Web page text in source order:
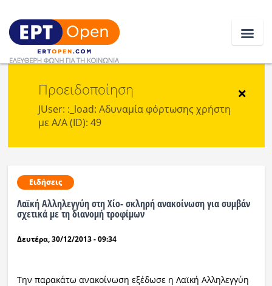
Ειδήσεις
Ελλάδα
Πολιτική
Οικονομία
×
Προειδοποίηση
JUser: :_load: Αδυναμία φόρτωσης χρήστη
με Α/Α (ID): 49
Ειδήσεις
Λαϊκή Αλληλεγγύη στη Χίο- σκληρή ανακοίνωση για συμβάν
σχετικά με τη διανομή τροφίμων
Δευτέρα, 30/12/2013 - 09:34
Την παρακάτω ανακοίνωση εξέδωσε η Λαϊκή Αλληλεγγύη